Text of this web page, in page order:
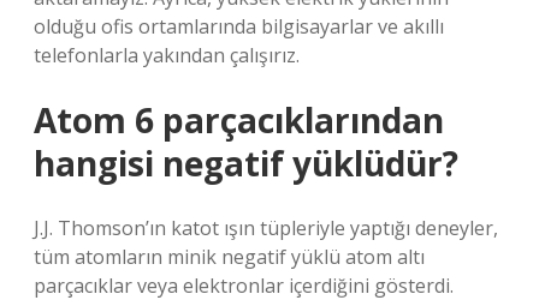
olduğu ofis ortamlarında bilgisayarlar ve akıllı
telefonlarla yakından çalışırız.
Atom 6 parçacıklarından
hangisi negatif yüklüdür?
J.J. Thomson’ın katot ışın tüpleriyle yaptığı deneyler,
tüm atomların minik negatif yüklü atom altı
parçacıklar veya elektronlar içerdiğini gösterdi.